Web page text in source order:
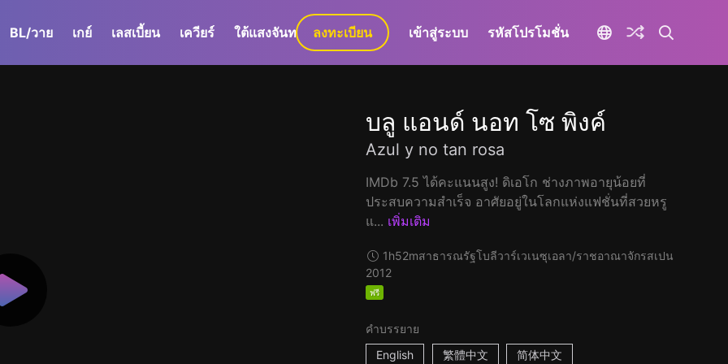
BL/วาย เกย์ เลสเบี้ยน เควียร์ ใต้แสงจันทร์ GaLa+
ลงทะเบียน เข้าสู่ระบบ รหัสโปรโมชั่น
บลู แอนด์ นอท โซ พิงค์
Azul y no tan rosa
IMDb 7.5 ได้คะแนนสูง! ดิเอโก ช่างภาพอายุน้อยที่
ประสบความสำเร็จ อาศัยอยู่ในโลกแห่งแฟชั่นที่สวยหรู
แ... เพิ่มเติม
1h52mสาธารณรัฐโบลีวาร์เวเนซุเอลา/ราชอาณาจักรสเปน
2012
ฟรี
คำบรรยาย
English
繁體中文 简体中文